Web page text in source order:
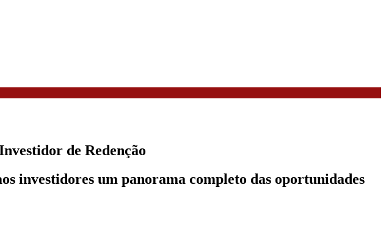
de Redenção
investidores um panorama completo das oportunidades